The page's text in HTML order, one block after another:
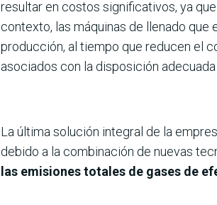
resultar en costos significativos, ya
contexto, las máquinas de llenado
producción, al tiempo que reducen el
asociados con la disposición
La última solución integral de la
debido a la combinación de nuevas
las emisiones totales de gases de